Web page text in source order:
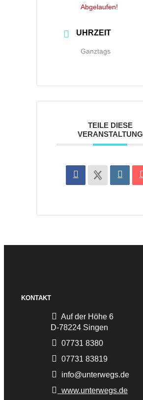
Abgelaufen!
UHRZEIT
Ganztags
TEILE DIESE
VERANSTALTUNG
KONTAKT
Auf der Höhe 6
D-78224 Singen
07731 8380
07731 83819
info@unterwegs.de
www.unterwegs.de